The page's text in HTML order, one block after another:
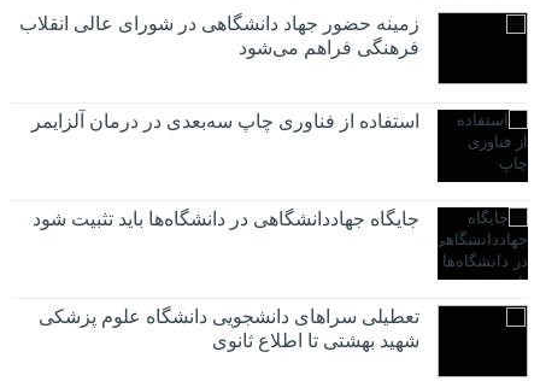
زمینه حضور جهاد دانشگاهی در شورای عالی انقلاب
فرهنگی فراهم می‌شود
استفاده از فناوری چاپ سه‌بعدی در درمان آلزایمر
جایگاه جهاددانشگاهی در دانشگاه‌ها باید تثبیت شود
تعطیلی سراهای دانشجویی دانشگاه علوم پزشکی
شهید بهشتی تا اطلاع ثانوی